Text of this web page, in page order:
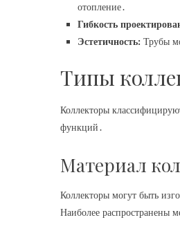
отопление․
Гибкость
Эстетичность: Трубы
Типы
Коллекторы
функций․
Материал
Коллекторы могут быть
Наиболее распространены